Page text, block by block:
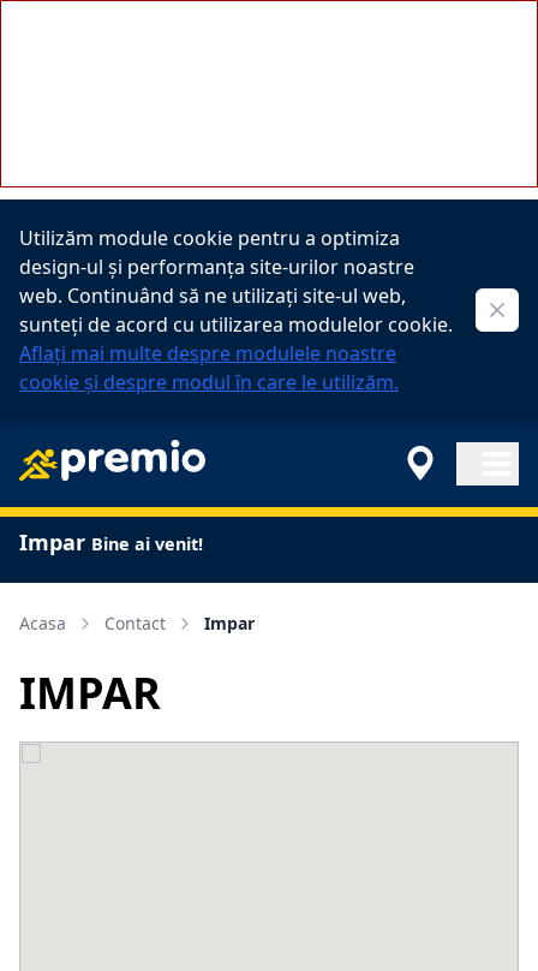
Utilizăm module cookie pentru a optimiza
design-ul și performanța site-urilor noastre
web. Continuând să ne utilizați site-ul web,
sunteți de acord cu utilizarea modulelor cookie.
Aflați mai multe despre modulele noastre
cookie și despre modul în care le utilizăm.
Impar Bine ai venit!
Acasa Contact Impar
IMPAR